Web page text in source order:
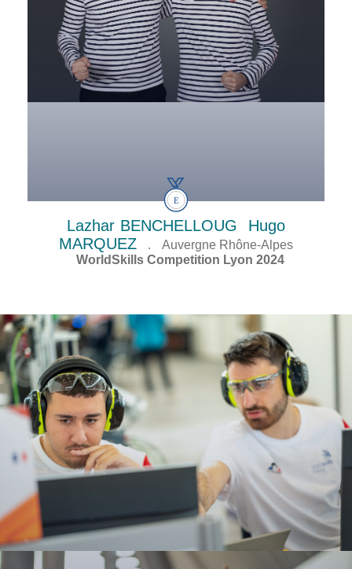
Lazhar BENCHELLOUG
Hugo
MARQUEZ
.
Auvergne Rhône-Alpes
WorldSkills Competition Lyon 2024